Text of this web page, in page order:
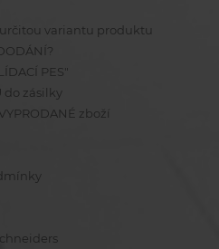
variantu produktu
PES"
do zásilky
zboží